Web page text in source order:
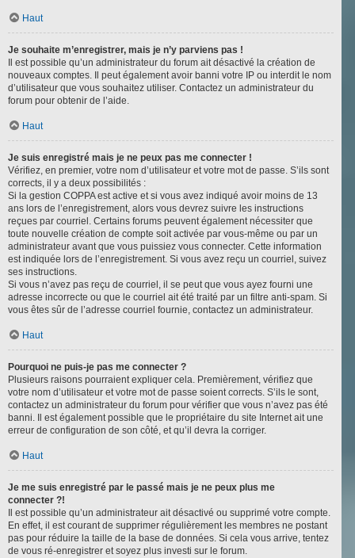
Haut
Je souhaite m’enregistrer, mais je n’y parviens pas !
Il est possible qu’un administrateur du forum ait désactivé la création de
nouveaux comptes. Il peut également avoir banni votre IP ou interdit le nom
d’utilisateur que vous souhaitez utiliser. Contactez un administrateur du
forum pour obtenir de l’aide.
Haut
Je suis enregistré mais je ne peux pas me connecter !
Vérifiez, en premier, votre nom d’utilisateur et votre mot de passe. S’ils sont
corrects, il y a deux possibilités :
Si la gestion COPPA est active et si vous avez indiqué avoir moins de 13
ans lors de l’enregistrement, alors vous devrez suivre les instructions
reçues par courriel. Certains forums peuvent également nécessiter que
toute nouvelle création de compte soit activée par vous-même ou par un
administrateur avant que vous puissiez vous connecter. Cette information
est indiquée lors de l’enregistrement. Si vous avez reçu un courriel, suivez
ses instructions.
Si vous n’avez pas reçu de courriel, il se peut que vous ayez fourni une
adresse incorrecte ou que le courriel ait été traité par un filtre anti-spam. Si
vous êtes sûr de l’adresse courriel fournie, contactez un administrateur.
Haut
Pourquoi ne puis-je pas me connecter ?
Plusieurs raisons pourraient expliquer cela. Premièrement, vérifiez que
votre nom d’utilisateur et votre mot de passe soient corrects. S’ils le sont,
contactez un administrateur du forum pour vérifier que vous n’avez pas été
banni. Il est également possible que le propriétaire du site Internet ait une
erreur de configuration de son côté, et qu’il devra la corriger.
Haut
Je me suis enregistré par le passé mais je ne peux plus me
connecter ?!
Il est possible qu’un administrateur ait désactivé ou supprimé votre compte.
En effet, il est courant de supprimer régulièrement les membres ne postant
pas pour réduire la taille de la base de données. Si cela vous arrive, tentez
de vous ré-enregistrer et soyez plus investi sur le forum.